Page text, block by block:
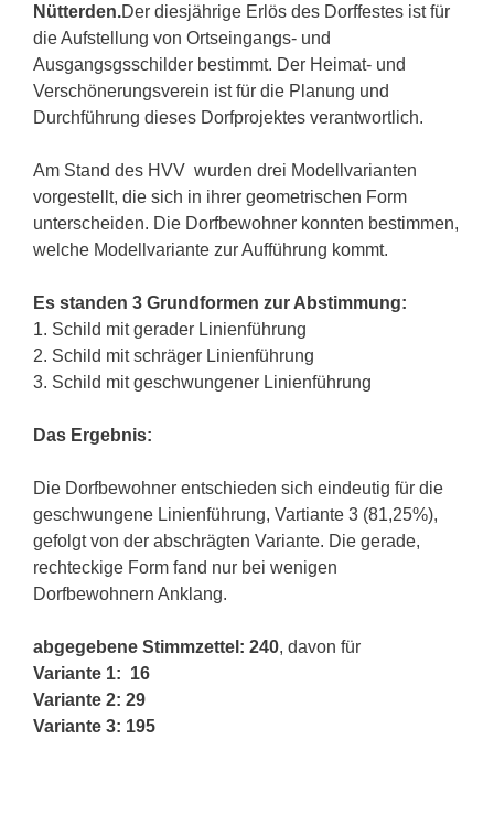
Nütterden.Der diesjährige Erlös des Dorffestes ist für
die Aufstellung von Ortseingangs- und
Ausgangsgsschilder bestimmt. Der Heimat- und
Verschönerungsverein ist für die Planung und
Durchführung dieses Dorfprojektes verantwortlich.
Am Stand des HVV wurden drei Modellvarianten
vorgestellt, die sich in ihrer geo­me­tri­schen For­m
unterscheiden. Die Dorfbewohner konnten bestimmen,
welche Modellvariante zur Aufführung kommt.
Es standen 3 Grundformen zur Abstimmung:
1. Schild mit gerader Linienführung
2. Schild mit schräger Linienführung
3. Schild mit geschwungener Linienführung
Das Ergebnis:
Die Dorfbewohner entschieden sich eindeutig für die
geschwungene Linienführung, Vartiante 3 (81,25%),
gefolgt von der abschrägten Variante. Die gerade,
rechteckige Form fand nur bei wenigen
Dorfbewohnern Anklang.
abgegebene Stimmzettel: 240, davon für
Variante 1: 16
Variante 2: 29
Variante 3: 195